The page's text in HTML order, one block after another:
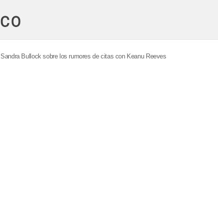
Sandra Bullock sobre los rumores de citas con Keanu Reeves